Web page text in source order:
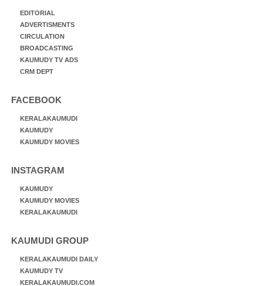
EDITORIAL
ADVERTISMENTS
CIRCULATION
BROADCASTING
KAUMUDY TV ADS
CRM DEPT
FACEBOOK
KERALAKAUMUDI
KAUMUDY
KAUMUDY MOVIES
INSTAGRAM
KAUMUDY
KAUMUDY MOVIES
KERALAKAUMUDI
KAUMUDI GROUP
KERALAKAUMUDI DAILY
KAUMUDY TV
KERALAKAUMUDI.COM